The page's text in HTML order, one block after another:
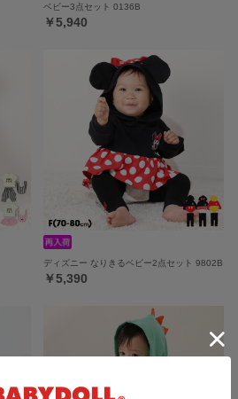
ベビー3点セット 0136B
￥5,940
ディズニー なりきるベビー2点セット 9802B
￥5,390